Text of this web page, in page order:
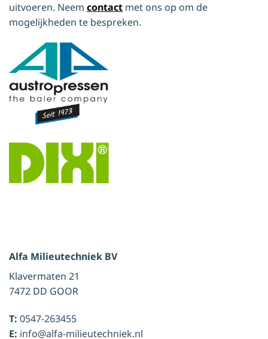
uitvoeren. Neem contact met ons op om de
mogelijkheden te bespreken.
Alfa Milieutechniek BV
Klavermaten 21
7472 DD GOOR
T: 0547-263455
E: info@alfa-milieutechniek.nl